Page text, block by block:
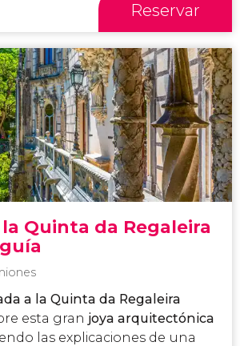
Reservar
Quinta da Regaleira
a la Quinta da Regaleira
esta gran joya arquitectónica
las explicaciones de una